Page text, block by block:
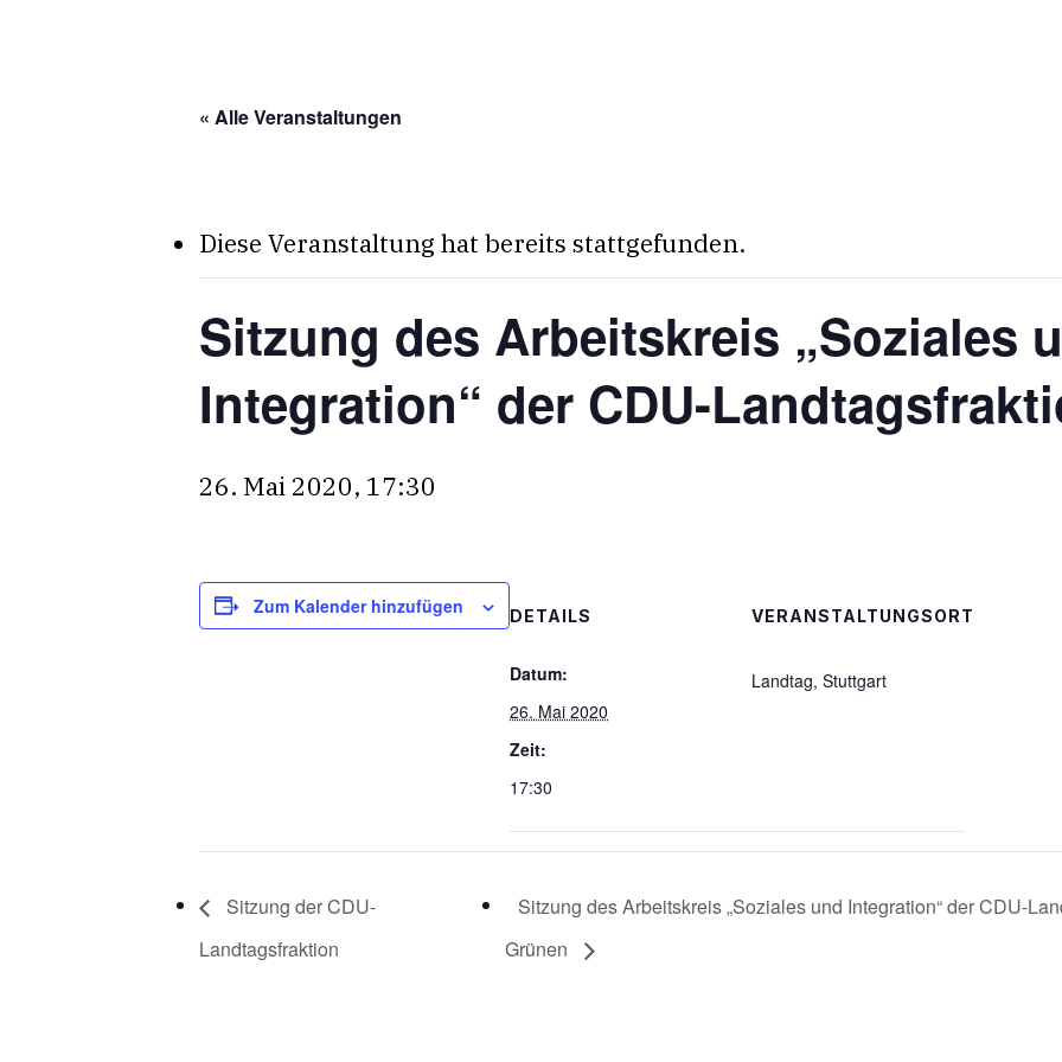
« Alle Veranstaltungen
Diese Veranstaltung hat bereits stattgefunden.
Sitzung des Arbeitskreis „Soziales
Integration“ der CDU-
26. Mai 2020, 17:30
Zum Kalender hinzufügen DETAILS
Datum:
26. Mai 2020
Zeit:
17:30
VERANSTALTUNGSORT
Landtag, Stuttgart
Sitzung der CDU-
Landtagsfraktion
Sitzung des Arbeitskreis „Soziales und Integration“ der CDU-
Grünen